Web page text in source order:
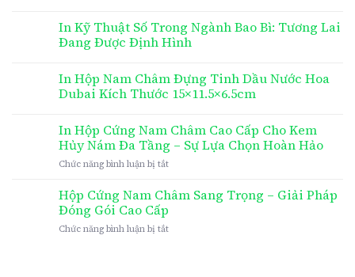
In Kỹ Thuật Số Trong Ngành Bao Bì: Tương Lai
Đang Được Định Hình
In Hộp Nam Châm Đựng Tinh Dầu Nước Hoa
Dubai Kích Thước 15×11.5×6.5cm
In Hộp Cứng Nam Châm Cao Cấp Cho Kem
Hủy Nám Đa Tầng – Sự Lựa Chọn Hoàn Hảo
Chức năng bình luận bị tắtở
Hộp
Cứng
Châm
Hộp Cứng Nam Châm Sang Trọng – Giải Pháp
Đóng Gói Cao Cấp
Chức năng bình luận bị tắtở